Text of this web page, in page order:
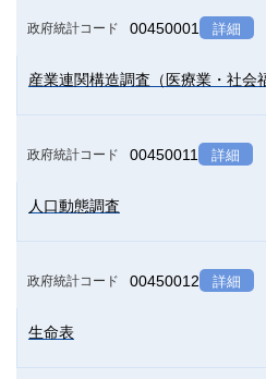
政府統計コード 00450001 詳細
産業連関構造調査（医療業・社会
政府統計コード 00450011 詳細
人口動態調査
政府統計コード 00450012 詳細
生命表